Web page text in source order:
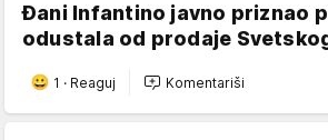
Đani Infantino javno priznao
odustala od prodaje
1 · Reaguj Komentariši